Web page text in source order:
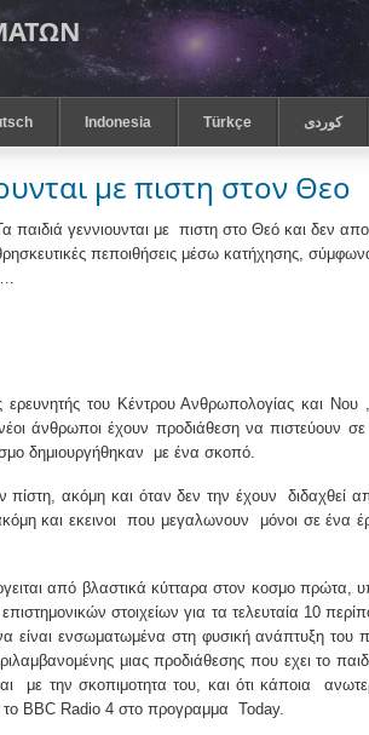
Indonesia Türkçe كوردى
με πιστη στον Θεο
παιδιά γεννιουνται με πιστη στο Θεό και δεν
πεποιθήσεις μέσω κατήχησης,
του Κέντρου Ανθρωπολογίας και Νου ,
νέοι άνθρωποι έχουν προδιάθεση να πιστεύουν
δημιουργήθηκαν με ένα σκοπό.
πίστη, ακόμη και όταν δεν την έχουν
διδαχθεί
και εκεινοι
που μεγαλωνουν
μόνοι σε ένα
από βλαστικά κύτταρα στον κοσμο πρώτα,
στοιχείων για τα τελευταία 10
είναι ενσωματωμένα στη φυσική ανάπτυξη του
μιας προδιάθεσης που εχει το
με την σκοπιμοτητα του, και ότι κάποια
BBC Radio 4 στο προγραμμα
Today.